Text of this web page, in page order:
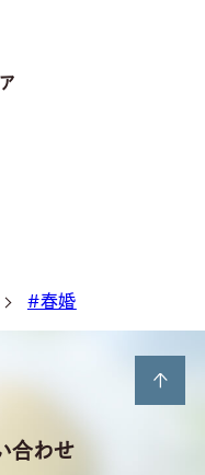
#春婚
合わせ